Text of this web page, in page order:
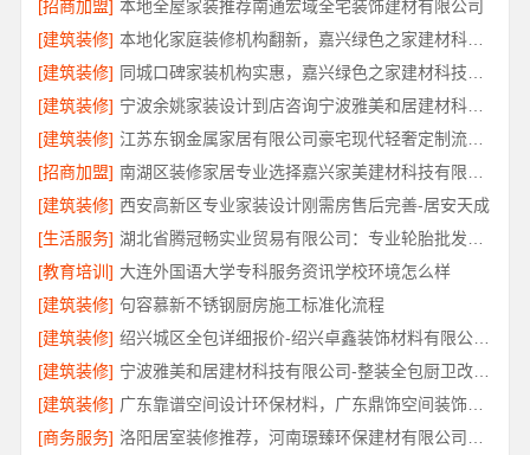
[招商加盟] 本地全屋家装推荐南通宏域全宅装饰建材有限公司
[建筑装修]
本地化家庭装修机构翻新，嘉兴绿色之家建材科技有限公司
[建筑装修]
[建筑装修]
宁波余姚家装设计到店咨询宁波雅美和居建材科技有限公司
[建筑装修]
江苏东钢金属家居有限公司豪宅现代轻奢定制流程揭秘
[招商加盟]
[建筑装修] 西安高新区专业家装设计刚需房售后完善-居安天成
[生活服务]
[教育培训] 大连外国语大学专科服务资讯学校环境怎么样
[建筑装修] 句容慕新不锈钢厨房施工标准化流程
[建筑装修]
绍兴城区全包详细报价-绍兴卓鑫装饰材料有限公司透明报价
[建筑装修]
宁波雅美和居建材科技有限公司-整装全包厨卫改造设计
[建筑装修]
广东靠谱空间设计环保材料，广东鼎饰空间装饰工程有限公司
[商务服务]